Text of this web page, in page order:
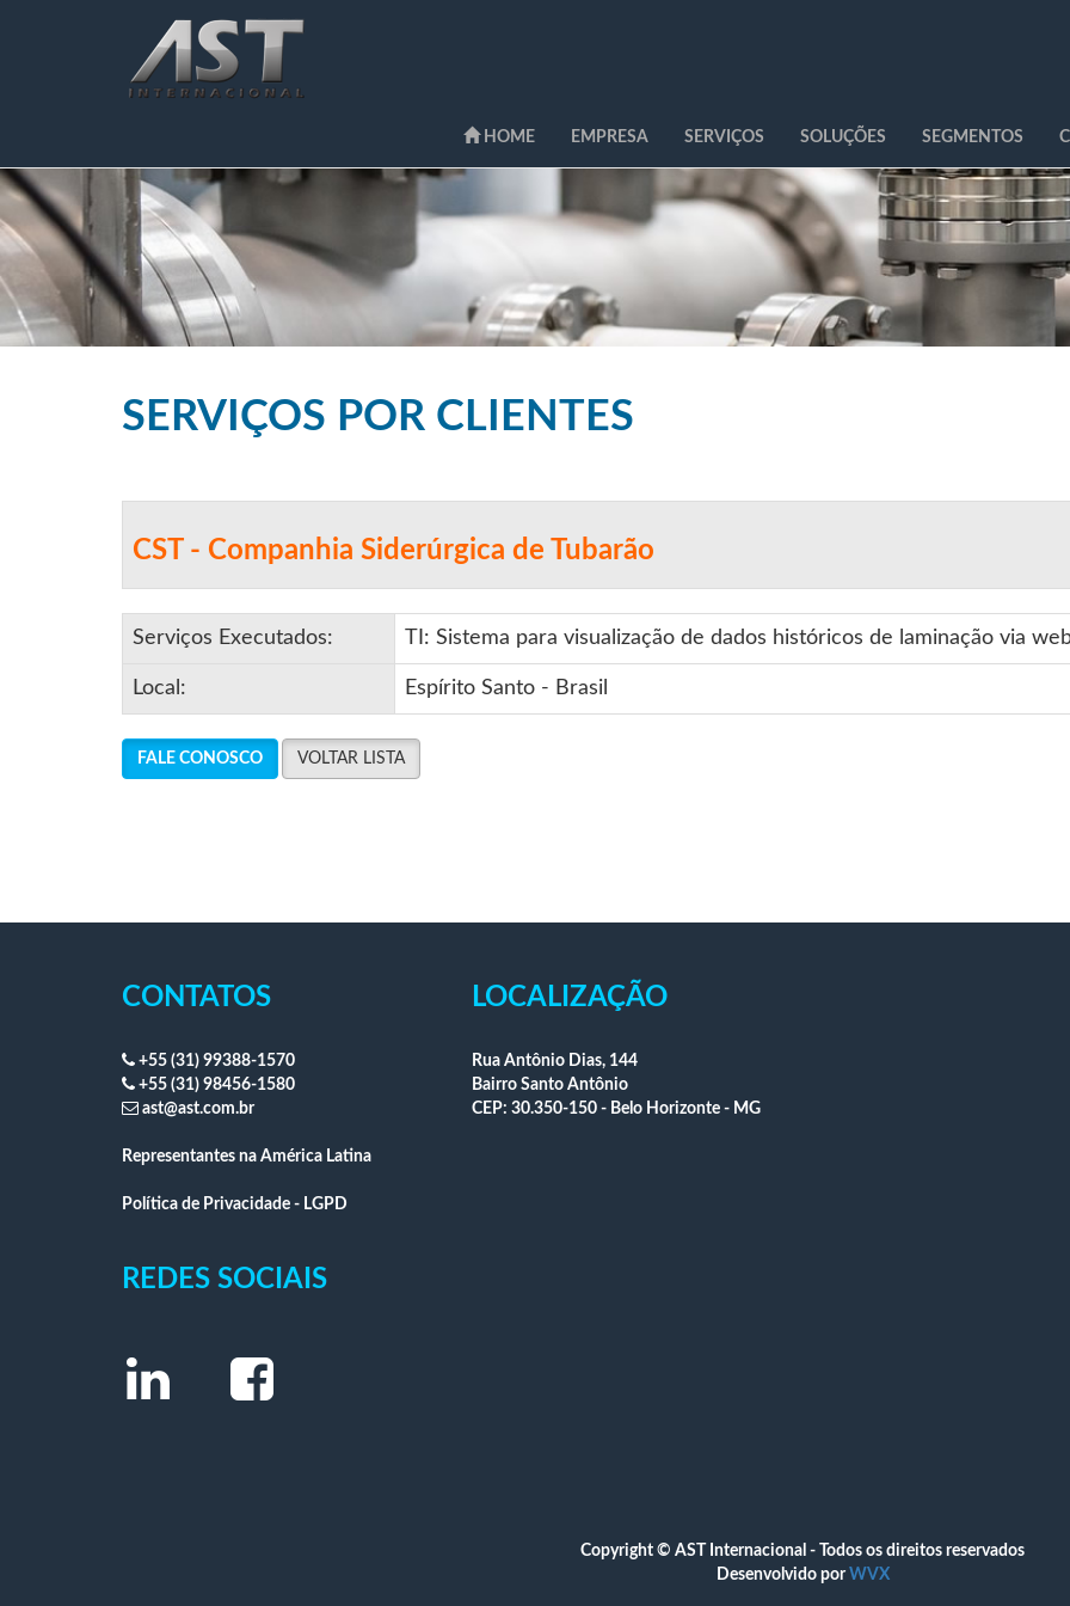
HOME EMPRESA SERVIÇOS SOLUÇÕES SEGMENTOS
SERVIÇOS POR CLIENTES
CST - Companhia Siderúrgica de Tubarão
Serviços Executados: TI: Sistema para visualização de dados históricos de laminação via
Local: Espírito Santo - Brasil
FALE CONOSCO VOLTAR LISTA
CONTATOS
+55 (31) 99388-1570
+55 (31) 98456-1580
ast@ast.com.br
Representantes na América Latina
Política de Privacidade - LGPD
REDES SOCIAIS
LOCALIZAÇÃO
Rua Antônio Dias, 144
Bairro Santo Antônio
CEP: 30.350-150 - Belo Horizonte - MG
Copyright © AST Internacional - Todos os direitos reservados
Desenvolvido por WVX